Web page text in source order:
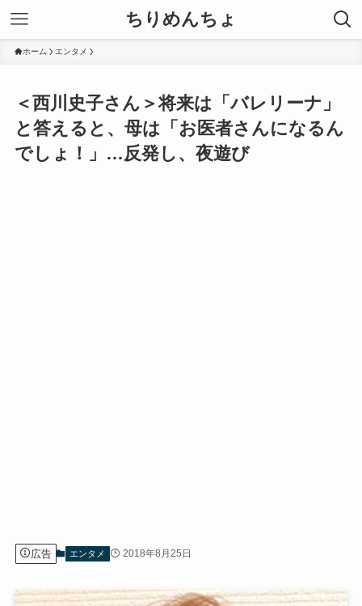
ちりめんちょ
ホーム エンタメ
＜西川史子さん＞将来は「バレリーナ」
と答えると、母は「お医者さんになるん
でしょ！」…反発し、夜遊び
広告 エンタメ 2018年8月25日